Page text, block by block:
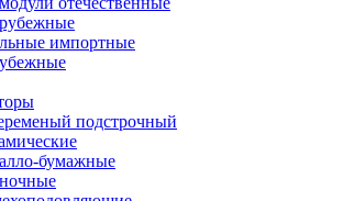
импортные
подстрочный
бумажные